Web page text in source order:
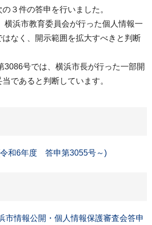
３件の答申を行いました。
横浜市教育委員会が行った個人情報一
なく、開示範囲を拡大すべきと判断
3086号では、横浜市長が行った一部開
であると判断しています。
和6年度 答申第3055号～)
市情報公開・個人情報保護審査会答申